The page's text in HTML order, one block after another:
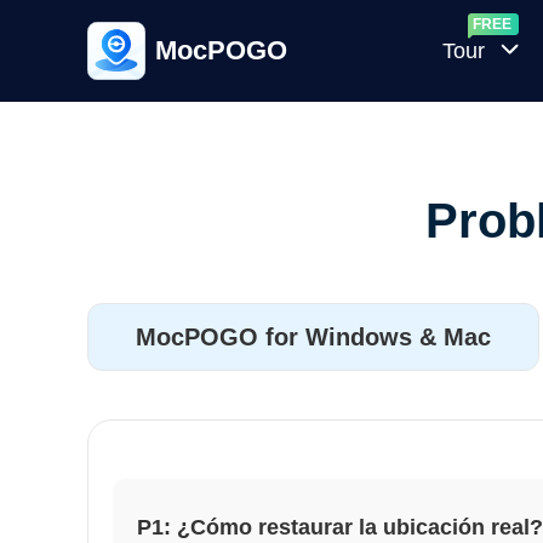
MocPOGO Tour
MocPOGO for Windows & Mac
P1: ¿Cómo restaurar la ubicación real?